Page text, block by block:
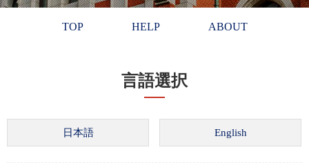
TOP HELP ABOUT
言語選択